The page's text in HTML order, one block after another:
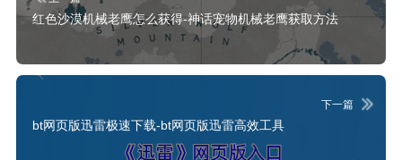
红色沙漠机械老鹰怎么获得-神话宠物机械老鹰获取方法
下一篇
bt网页版迅雷极速下载-bt网页版迅雷高效工具